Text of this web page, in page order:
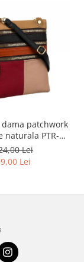
dama patchwork
naturala PTR-
6922 MULTI
Lei
Lei